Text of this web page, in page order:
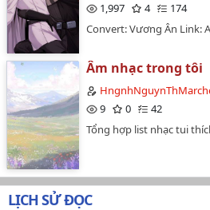
1,997
4
174
Convert: Vương Ân Link:
Âm nhạc trong tôi
9
0
42
Tổng hợp list nhạc tui
LỊCH SỬ ĐỌC